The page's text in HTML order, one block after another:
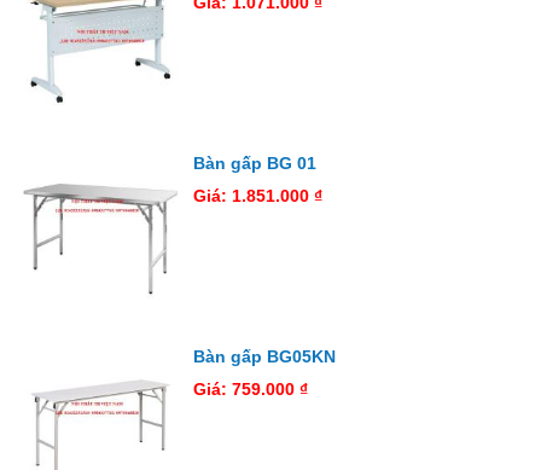
Bàn gấp BG 01
Giá: 1.851.000 ₫
Bàn gấp BG05KN
Giá: 759.000 ₫